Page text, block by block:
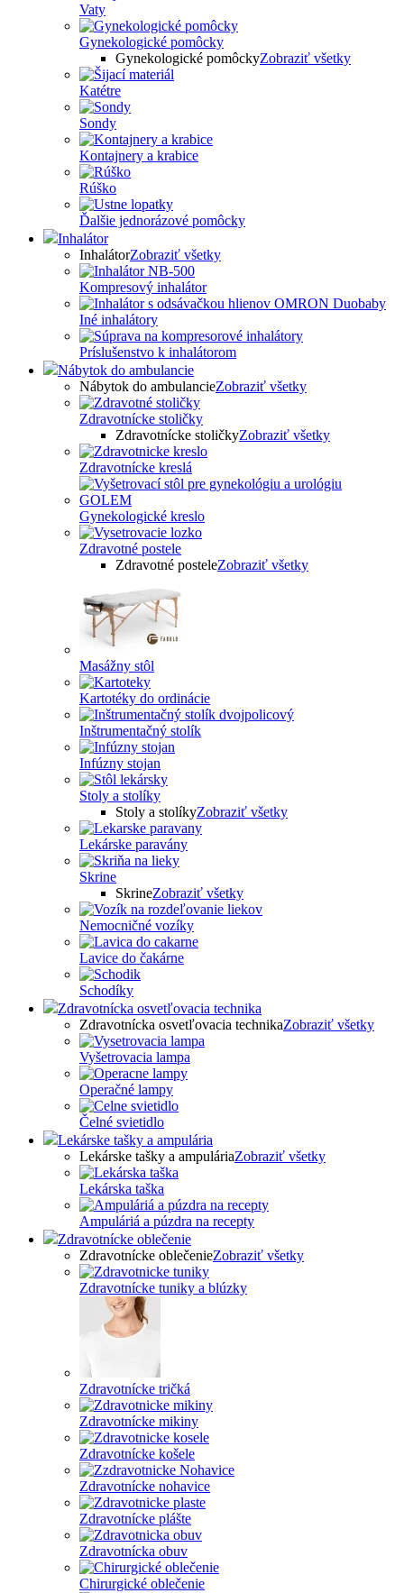
Vaty
Gynekologické pomôcky
Gynekologické pomôckyZobraziť všetky
Katétre
Sondy
Kontajnery a krabice
Rúško
Ďalšie jednorázové pomôcky
Inhalátor
InhalátorZobraziť všetky
Kompresový inhalátor
Iné inhalátory
Príslušenstvo k inhalátorom
Nábytok do ambulancie
Nábytok do ambulancieZobraziť všetky
Zdravotnícke stoličky
Zdravotnícke stoličkyZobraziť všetky
Zdravotnícke kreslá
Gynekologické kreslo
Zdravotné postele
Zdravotné posteleZobraziť všetky
Masážny stôl
Kartotéky do ordinácie
Inštrumentačný stolík
Infúzny stojan
Stoly a stolíky
Stoly a stolíkyZobraziť všetky
Lekárske paravány
Skrine
SkrineZobraziť všetky
Nemocničné vozíky
Lavice do čakárne
Schodíky
Zdravotnícka osvetľovacia technika
Zdravotnícka osvetľovacia technikaZobraziť všetky
Vyšetrovacia lampa
Operačné lampy
Čelné svietidlo
Lekárske tašky a ampulária
Lekárske tašky a ampuláriaZobraziť všetky
Lekárska taška
Ampuláriá a púzdra na recepty
Zdravotnícke oblečenie
Zdravotnícke oblečenieZobraziť všetky
Zdravotnícke tuniky a blúzky
Zdravotnícke tričká
Zdravotnícke mikiny
Zdravotnícke košele
Zdravotnícke nohavice
Zdravotnícke plášte
Zdravotnícka obuv
Chirurgické oblečenie